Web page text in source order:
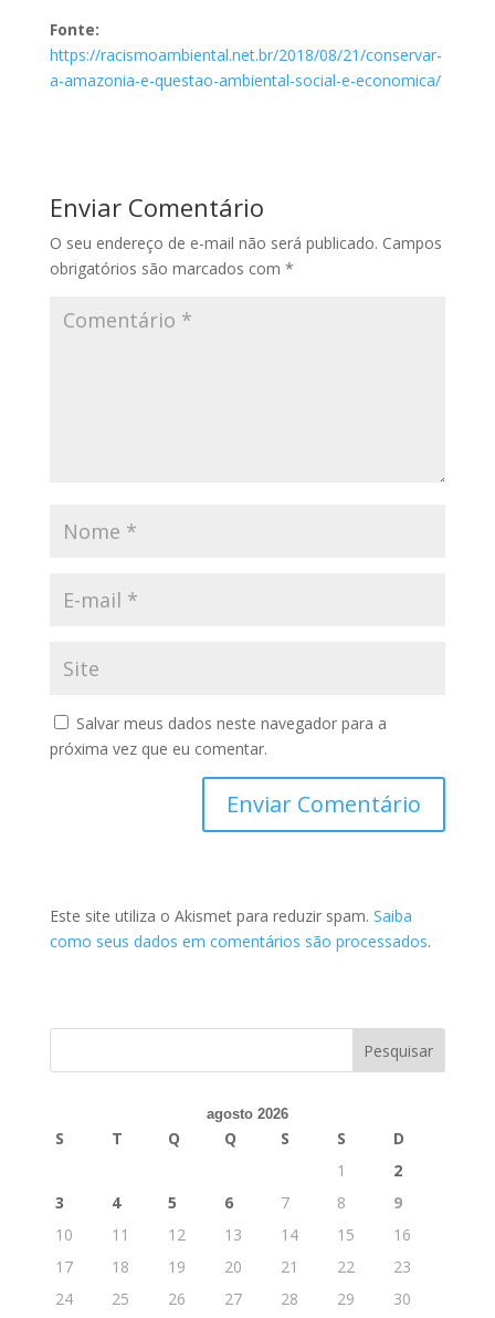
Fonte:
https://racismoambiental.net.br/2018/08/21/conservar-
a-amazonia-e-questao-ambiental-social-e-economica/
Enviar Comentário
O seu endereço de e-mail não será publicado. Campos
obrigatórios são marcados com *
Salvar meus dados neste navegador para a
próxima vez que eu comentar.
Este site utiliza o Akismet para reduzir spam. Saiba
como seus dados em comentários são processados.
agosto 2026
S T Q Q S S
D
1
2
3
4 5 6 7 8
9
10
11 12 13 14 15
16
17
18 19 20 21 22
23
24
25 26 27 28 29
30